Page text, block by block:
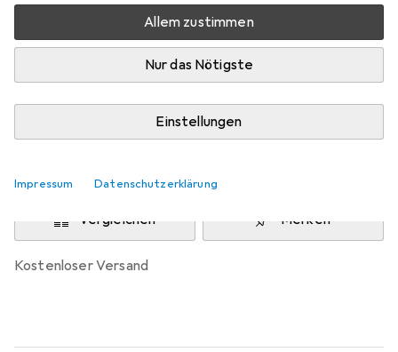
Allem zustimmen
Nur das Nötigste
Einstellungen
Impressum Datenschutzerklärung
Zwischen Sa, 15.8. und Do, 20.8. geliefert
Mehr als 10 Stück an Lager beim Lieferanten
Benachrichtigen, wenn schneller verfügbar
Lieferort angeben für genaue Lieferzeit
Vergleichen Merken
kostenloser Versand